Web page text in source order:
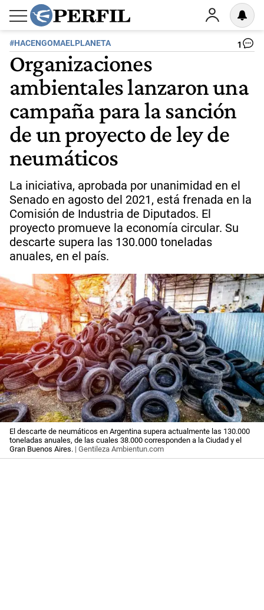
#HACENGOMAELPLANETA 1
Organizaciones
ambientales lanzaron una
campaña para la sanción
de un proyecto de ley de
neumáticos
La iniciativa, aprobada por unanimidad en el
Senado en agosto del 2021, está frenada en la
Comisión de Industria de Diputados. El
proyecto promueve la economía circular. Su
descarte supera las 130.000 toneladas
anuales, en el país.
El descarte de neumáticos en Argentina supera actualmente las 130.000
toneladas anuales, de las cuales 38.000 corresponden a la Ciudad y el
Gran Buenos Aires. | Gentileza Ambientun.com